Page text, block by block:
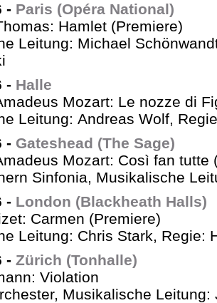
- Paris (Opéra National)
Hamlet (Premiere)
Leitung: Michael
- Halle
Mozart: Le nozze di
Leitung: Andreas Wolf,
- Gateshead (The Sage)
Mozart: Così fan tutte
Sinfonia, Musikalische
- London (Blackheath Halls)
Carmen (Premiere)
Leitung: Chris Stark, Regie:
- Zürich (Tonhalle)
Violation
Musikalische Leitung: